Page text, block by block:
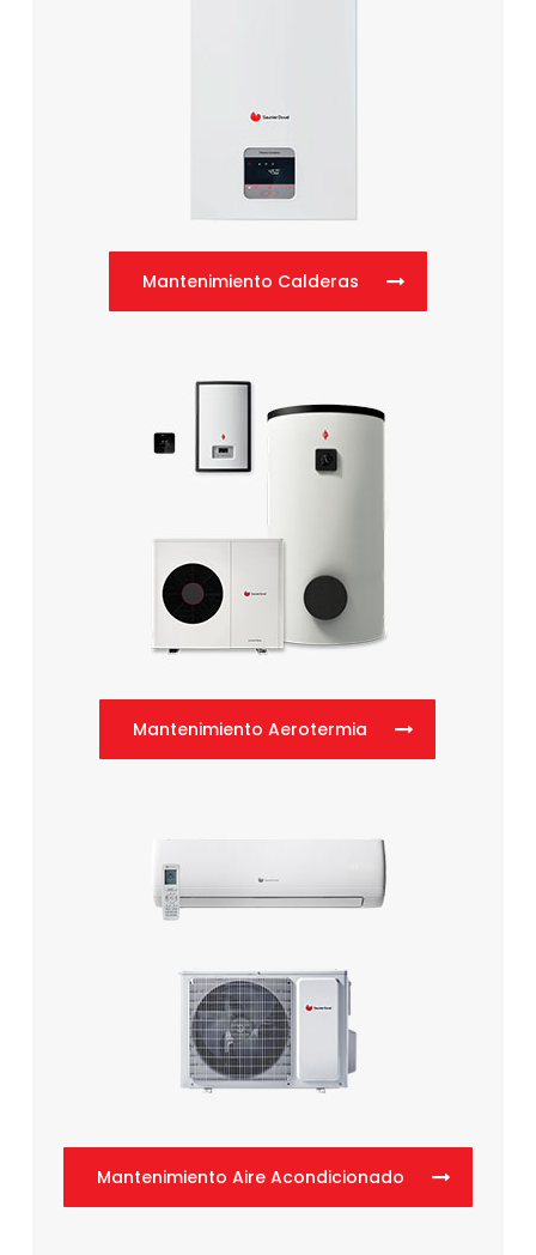
Mantenimiento Calderas
Mantenimiento Aerotermia
Mantenimiento Aire Acondicionado